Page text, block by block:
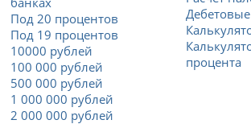
Под 20 процентов
Под 19 процентов
10000 рублей
100 000 рублей
500 000 рублей
1 000 000 рублей
2 000 000 рублей
процента